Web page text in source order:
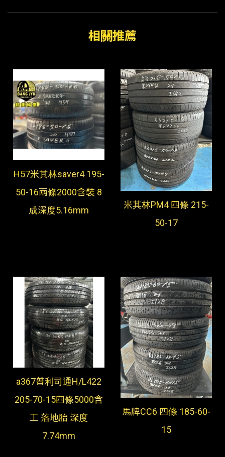
H57米其林saver4 195-
50-16兩條2000含裝 8
成深度5.16mm
米其林PM4 四條 215-
50-17
a367普利司通H/L422
205-70-15四條5000含
工 落地胎 深度
7.74mm
馬牌CC6 四條 185-60-
15